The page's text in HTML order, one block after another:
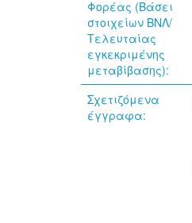
Φορέας (Βάσει
στοιχείων ΒΝΛ/
Τελευταίας
εγκεκριμένης
μεταβίβασης):
Σχετιζόμενα
έγγραφα: